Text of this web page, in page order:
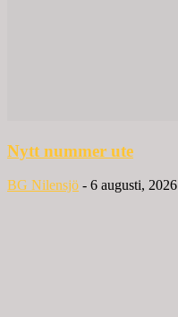
Nytt nummer ute
BG Nilensjö - 6 augusti, 2026